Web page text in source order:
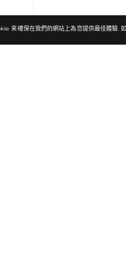
來確保在我們的網站上為您提供最佳體驗.